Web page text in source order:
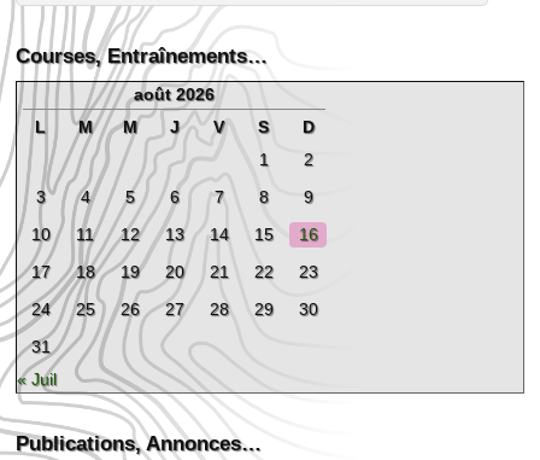
Courses, Entraînements…
août 2026
L
M M J V S
D
1
2
3
4 5 6 7 8
9
10
11 12 13 14 15
16
17
18 19 20 21 22
23
24
25 26 27 28 29
30
31
« Juil
Publications, Annonces…